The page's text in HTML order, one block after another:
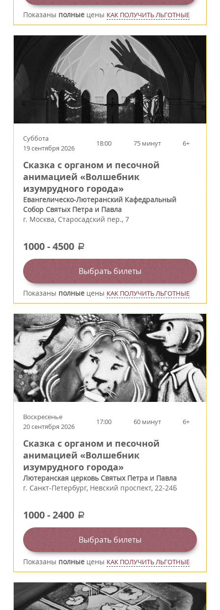
Показаны полные цены КАК ПОЛУЧИТЬ ЛЬГОТНЫЕ
Суббота
19 сентября 2026
18:00 75 минут 6+
Сказка с органом и песочной
анимацией «Волшебник
изумрудного города»
Евангелическо-Лютеранский Кафедральный
Собор Святых Петра и Павла
г. Москва, Старосадский пер., 7
1000-4500 a
Выбрать билеты
Показаны полные цены КАК ПОЛУЧИТЬ ЛЬГОТНЫЕ
Воскресенье
20 сентября 2026
17:00 60 минут 6+
Сказка с органом и песочной
анимацией «Волшебник
изумрудного города»
Лютеранская церковь Святых Петра и Павла
г. Санкт-Петербург, Невский проспект, 22-24Б
1000-2400 a
Выбрать билеты
Показаны полные цены КАК ПОЛУЧИТЬ ЛЬГОТНЫЕ